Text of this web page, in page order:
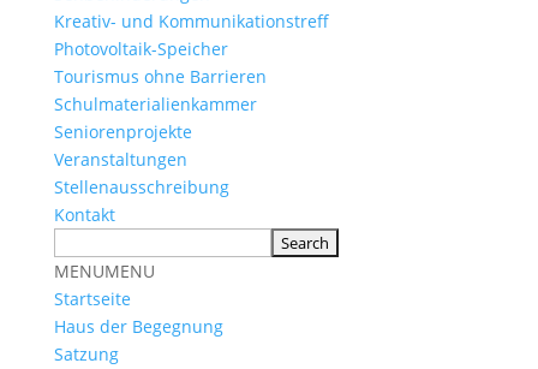
Kreativ- und Kommunikationstreff
Photovoltaik-Speicher
Tourismus ohne Barrieren
Schulmaterialienkammer
Seniorenprojekte
Veranstaltungen
Stellenausschreibung
Kontakt
MENUMENU
Startseite
Haus der Begegnung
Satzung